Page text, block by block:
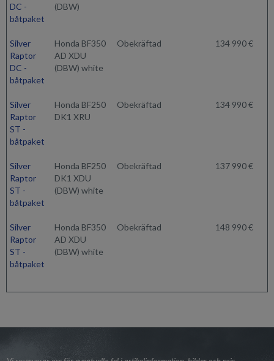
DC -
båtpaket
(DBW)
Silver
Raptor
DC -
båtpaket
Honda BF350
AD XDU
(DBW) white
Obekräftad 134 990 €
Silver
Raptor
ST -
båtpaket
Honda BF250
DK1 XRU
Obekräftad 134 990 €
Silver
Raptor
ST -
båtpaket
Honda BF250
DK1 XDU
(DBW) white
Obekräftad 137 990 €
Silver
Raptor
ST -
båtpaket
Honda BF350
AD XDU
(DBW) white
Obekräftad 148 990 €